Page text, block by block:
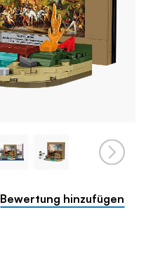
Bewertung hinzufügen